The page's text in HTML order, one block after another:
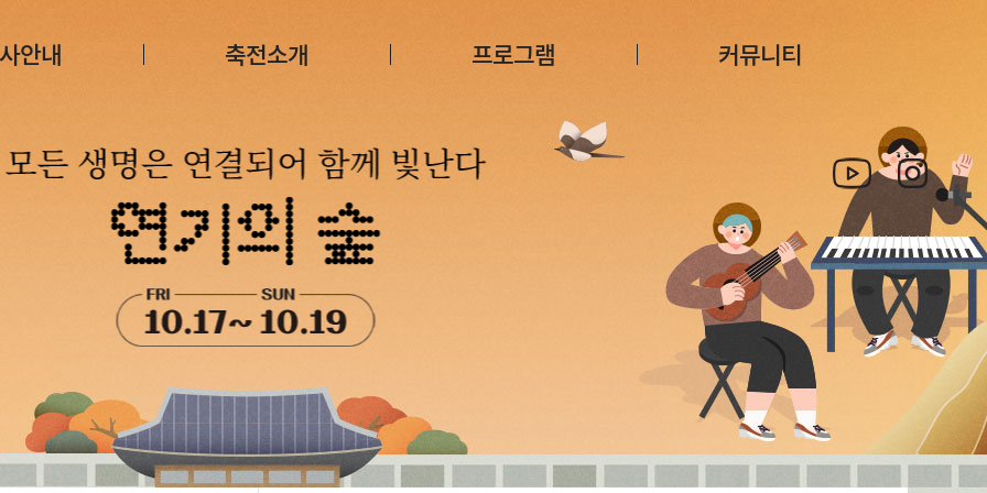
안내 축전소개 프로그램 커뮤니티